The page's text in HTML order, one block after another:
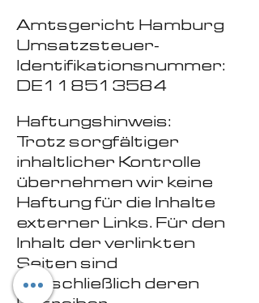
Amtsgericht Hamburg
Umsatzsteuer-
Identifikationsnummer:
DE118513584
Haftungshinweis:
Trotz sorgfältiger
inhaltlicher Kontrolle
übernehmen wir keine
Haftung für die Inhalte
externer Links. Für den
Inhalt der verlinkten
Seiten sind
ausschließlich deren